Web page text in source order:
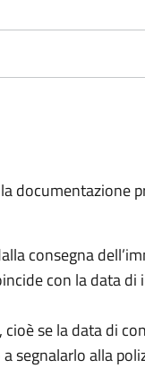
documentazione
consegna
con la data
se la data di
segnalarlo alla